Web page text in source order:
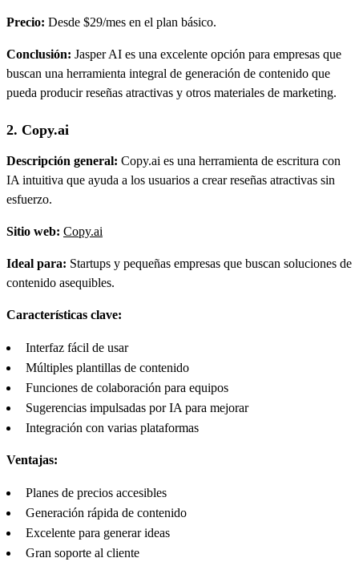
Precio: Desde $29/mes en el plan básico.
Conclusión: Jasper AI es una excelente opción para empresas que
buscan una herramienta integral de generación de contenido que
pueda producir reseñas atractivas y otros materiales de marketing.
2. Copy.ai
Descripción general: Copy.ai es una herramienta de escritura con
IA intuitiva que ayuda a los usuarios a crear reseñas atractivas sin
esfuerzo.
Sitio web: Copy.ai
Ideal para: Startups y pequeñas empresas que buscan soluciones de
contenido asequibles.
Características clave:
Interfaz fácil de usar
Múltiples plantillas de contenido
Funciones de colaboración para equipos
Sugerencias impulsadas por IA para mejorar
Integración con varias plataformas
Ventajas:
Planes de precios accesibles
Generación rápida de contenido
Excelente para generar ideas
Gran soporte al cliente